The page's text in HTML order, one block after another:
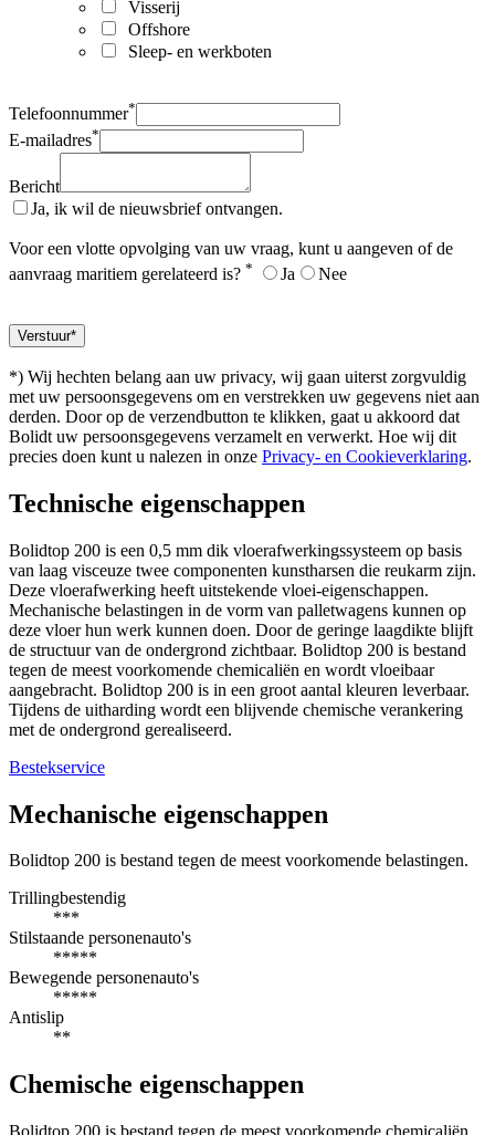
Visserij
Offshore
Sleep- en werkboten
Telefoonnummer*
E-mailadres*
Bericht
Ja, ik wil de nieuwsbrief ontvangen.
Voor een vlotte opvolging van uw vraag, kunt u aangeven of de
aanvraag maritiem gerelateerd is? * Ja Nee
*) Wij hechten belang aan uw privacy, wij gaan uiterst zorgvuldig
met uw persoonsgegevens om en verstrekken uw gegevens niet aan
derden. Door op de verzendbutton te klikken, gaat u akkoord dat
Bolidt uw persoonsgegevens verzamelt en verwerkt. Hoe wij dit
precies doen kunt u nalezen in onze Privacy- en Cookieverklaring.
Technische eigenschappen
Bolidtop 200 is een 0,5 mm dik vloerafwerkingssysteem op basis
van laag visceuze twee componenten kunstharsen die reukarm zijn.
Deze vloerafwerking heeft uitstekende vloei-eigenschappen.
Mechanische belastingen in de vorm van palletwagens kunnen op
deze vloer hun werk kunnen doen. Door de geringe laagdikte blijft
de structuur van de ondergrond zichtbaar. Bolidtop 200 is bestand
tegen de meest voorkomende chemicaliën en wordt vloeibaar
aangebracht. Bolidtop 200 is in een groot aantal kleuren leverbaar.
Tijdens de uitharding wordt een blijvende chemische verankering
met de ondergrond gerealiseerd.
Bestekservice
Mechanische eigenschappen
Bolidtop 200 is bestand tegen de meest voorkomende belastingen.
Trillingbestendig
***
Stilstaande personenauto's
*****
Bewegende personenauto's
*****
Antislip
**
Chemische eigenschappen